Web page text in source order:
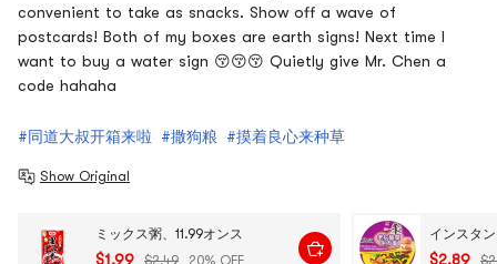
convenient to take as snacks. Show off a wave of
postcards! Both of my boxes are earth signs! Next time I
want to buy a water sign 😚😚😚 Quietly give Mr. Chen a
code hahaha
#同道大叔开箱来啦 #撒狗粮 #摸着良心来种草
Show Original
ミックス粥、11.99オンス
$1.99 $2.49 20% OFF $2.89